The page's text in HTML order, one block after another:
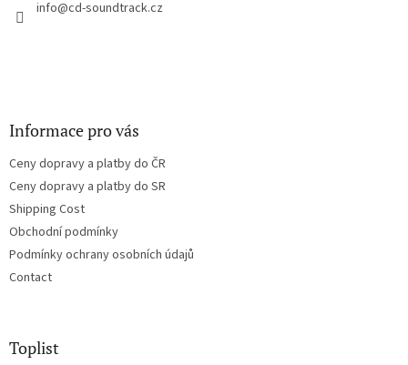
info@cd-soundtrack.cz
Informace pro vás
Ceny dopravy a platby do ČR
Ceny dopravy a platby do SR
Shipping Cost
Obchodní podmínky
Podmínky ochrany osobních údajů
Contact
Toplist